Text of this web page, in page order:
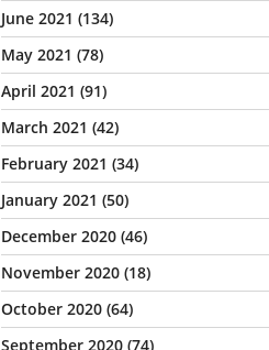
June 2021 (134)
May 2021 (78)
April 2021 (91)
March 2021 (42)
February 2021 (34)
January 2021 (50)
December 2020 (46)
November 2020 (18)
October 2020 (64)
September 2020 (74)